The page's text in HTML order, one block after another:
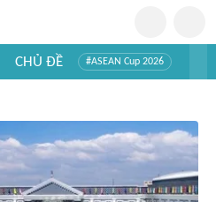
CHỦ ĐỀ #ASEAN Cup 2026